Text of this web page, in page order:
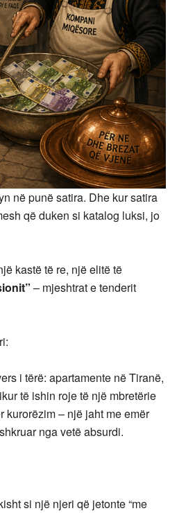
në punë satira. Dhe kur satira
që duken si katalog luksi, jo
kastë të re, një elitë të
– mjeshtrat e tenderit
i tërë: apartamente në Tiranë,
të ishin roje të një mbretërie
kurorëzim – një jaht me emër
nga vetë absurdi.
si një njeri që jetonte “me